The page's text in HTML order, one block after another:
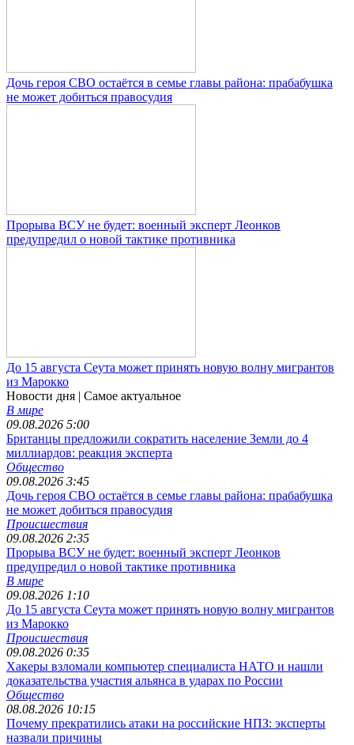
Дочь героя СВО остаётся в семье главы района: прабабушка
не может добиться правосудия
Прорыва ВСУ не будет: военный эксперт Леонков
предупредил о новой тактике противника
До 15 августа Сеута может принять новую волну мигрантов
из Марокко
Новости дня | Самое актуальное
В мире
09.08.2026 5:00
Британцы предложили сократить население Земли до 4
миллиардов: реакция эксперта
Общество
09.08.2026 3:45
Дочь героя СВО остаётся в семье главы района: прабабушка
не может добиться правосудия
Происшествия
09.08.2026 2:35
Прорыва ВСУ не будет: военный эксперт Леонков
предупредил о новой тактике противника
В мире
09.08.2026 1:10
До 15 августа Сеута может принять новую волну мигрантов
из Марокко
Происшествия
09.08.2026 0:35
Хакеры взломали компьютер специалиста НАТО и нашли
доказательства участия альянса в ударах по России
Общество
08.08.2026 10:15
Почему прекратились атаки на российские НПЗ: эксперты
назвали причины